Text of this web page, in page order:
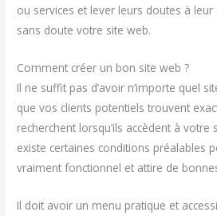
ou services et lever leurs doutes à leur
sans doute votre site web.
Comment créer un bon site web ?
Il ne suffit pas d’avoir n’importe quel
que vos clients potentiels trouvent
recherchent lorsqu’ils accèdent à votre
existe certaines conditions préalables
vraiment fonctionnel et attire de
Il doit avoir un menu pratique et